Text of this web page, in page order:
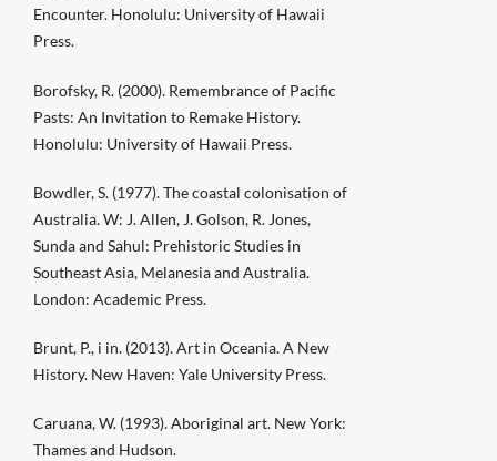
Encounter. Honolulu: University of Hawaii
Press.
Borofsky, R. (2000). Remembrance of Pacific
Pasts: An Invitation to Remake History.
Honolulu: University of Hawaii Press.
Bowdler, S. (1977). The coastal colonisation of
Australia. W: J. Allen, J. Golson, R. Jones,
Sunda and Sahul: Prehistoric Studies in
Southeast Asia, Melanesia and Australia.
London: Academic Press.
Brunt, P., i in. (2013). Art in Oceania. A New
History. New Haven: Yale University Press.
Caruana, W. (1993). Aboriginal art. New York:
Thames and Hudson.